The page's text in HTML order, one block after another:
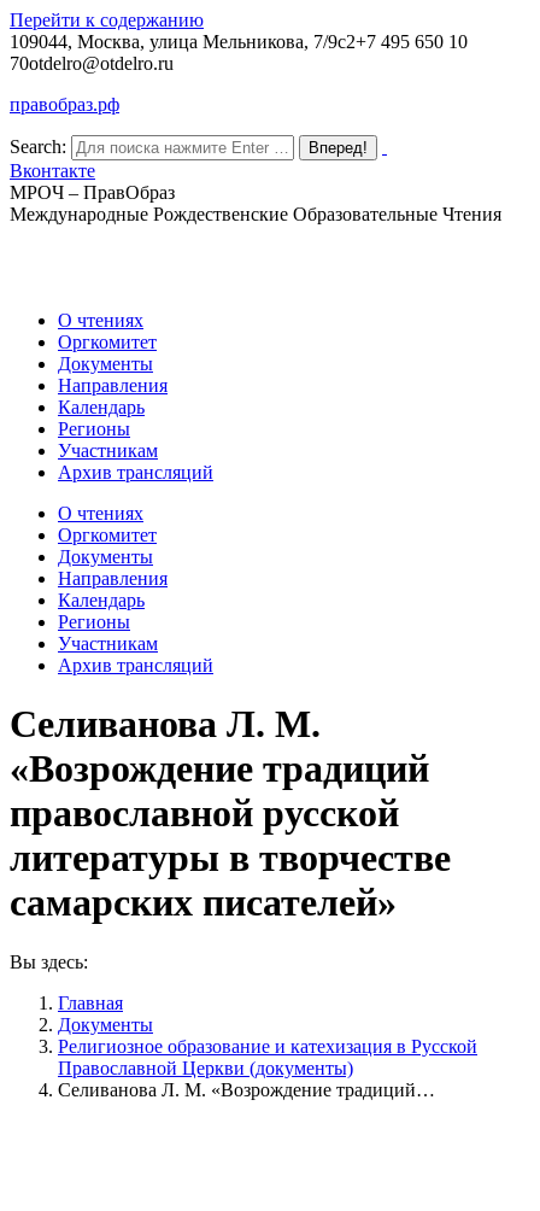
Перейти к содержанию
109044, Москва, улица Мельникова, 7/9с2+7 495 650 10
70otdelro@otdelro.ru
правобраз.рф
Search:
Вконтакте
МРОЧ – ПравОбраз
Международные Рождественские Образовательные Чтения
О чтениях
Оргкомитет
Документы
Направления
Календарь
Регионы
Участникам
Архив трансляций
О чтениях
Оргкомитет
Документы
Направления
Календарь
Регионы
Участникам
Архив трансляций
Селиванова Л. М.
«Возрождение традиций
православной русской
литературы в творчестве
самарских писателей»
Вы здесь:
Главная
Документы
Религиозное образование и катехизация в Русской
Православной Церкви (документы)
Селиванова Л. М. «Возрождение традиций…